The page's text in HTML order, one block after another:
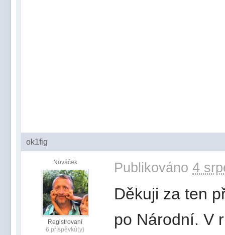
ok1fig
Nováček
Registrovaní
6 příspěvků(y)
Publikováno 4
Děkuji za ten
po Národní. V